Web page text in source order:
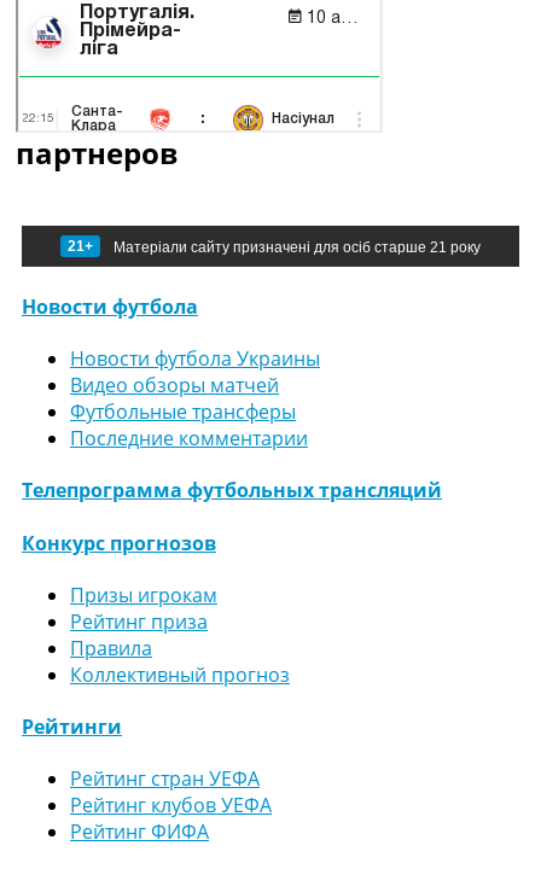
партнеров
21+ Матеріали сайту призначені для осіб старше 21 року
Новости футбола
Новости футбола Украины
Видео обзоры матчей
Футбольные трансферы
Последние комментарии
Телепрограмма футбольных трансляций
Конкурс прогнозов
Призы игрокам
Рейтинг приза
Правила
Коллективный прогноз
Рейтинги
Рейтинг стран УЕФА
Рейтинг клубов УЕФА
Рейтинг ФИФА